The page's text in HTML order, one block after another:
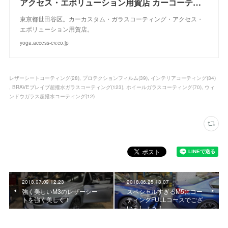
東京都世田谷区。カーカスタム・ガラスコーティング・アクセス・
エボリューション用賀店。
yoga.access-ev.co.jp
レザーシートコーティング(28) プロテクションフィルム(39) インテリアコーティング(34)
BRAVEブレイブ超撥水ガラスコーティング(123) ホイールガラスコーティング(70) ウィ
ンドウガラス超撥水コーティング(12)
2018.07.09 12:23
強く美しいM3のレザーシー
トを強く美しく！
2018.06.25 13:07
スペシャルすぎるM5にコー
ティングFULLコースでござ
いましょう！